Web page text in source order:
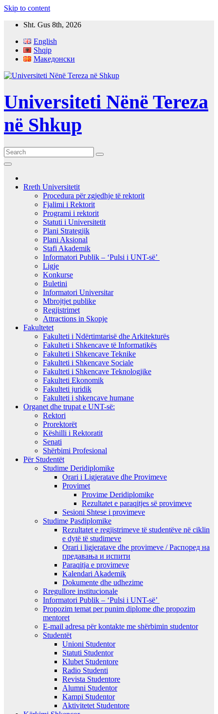
Skip to content
Sht. Gus 8th, 2026
English
Shqip
Македонски
Universiteti Nënë Tereza
në Shkup
Rreth Universitetit
Procedura për zgjedhje të rektorit
Fjalimi i Rektorit
Programi i rektorit
Statuti i Universitetit
Plani Strategjik
Plani Aksional
Stafi Akademik
Informatori Publik – ‘Pulsi i UNT-së’
Ligje
Konkurse
Buletini
Informatori Universitar
Mbrojtjet publike
Regjistrimet
Attractions in Skopje
Fakultetet
Fakulteti i Ndërtimtarisë dhe Arkitekturës
Fakulteti i Shkencave të Informatikës
Fakulteti i Shkencave Teknike
Fakulteti i Shkencave Sociale
Fakulteti i Shkencave Teknologjike
Fakulteti Ekonomik
Fakulteti juridik
Fakulteti i shkencave humane
Organet dhe trupat e UNT-së:
Rektori
Prorektorët
Këshilli i Rektoratit
Senati
Shërbimi Profesional
Për Studentët
Studime Deridiplomike
Orari i Ligjeratave dhe Provimeve
Provimet
Provime Deridiplomike
Rezultatet e paraqitjes së provimeve
Sesioni Shtese i provimeve
Studime Pasdiplomike
Rezultatet e regjistrimeve të studentëve në ciklin
e dytë të studimeve
Orari i ligjeratave dhe provimeve / Распоред на
предавањa и испити
Paraqitja e provimeve
Kalendari Akademik
Dokumente dhe udhezime
Rregullore institucionale
Informatori Publik – ‘Pulsi i UNT-së’
Propozim temat per punim diplome dhe propozim
mentoret
E-mail adresa për kontakte me shërbimin studentor
Studentët
Unioni Studentor
Statuti Studentor
Klubet Studentore
Radio Studenti
Revista Studentore
Alumni Studentor
Kampi Studentor
Aktivitetet Studentore